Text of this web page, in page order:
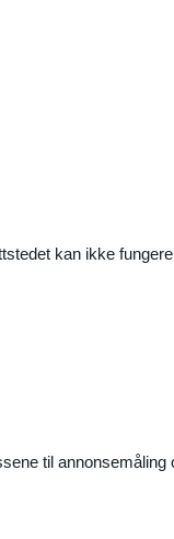
kan ikke
til annonsemåling